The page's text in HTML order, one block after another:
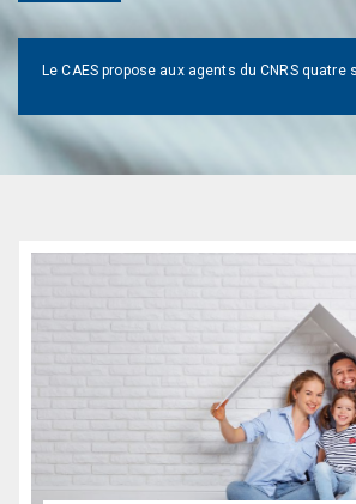
Le CAES propose aux agents du CNRS quatre